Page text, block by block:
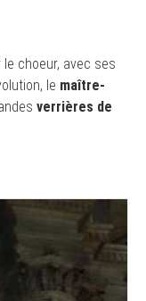
choeur, avec ses
le maître-
verrières de